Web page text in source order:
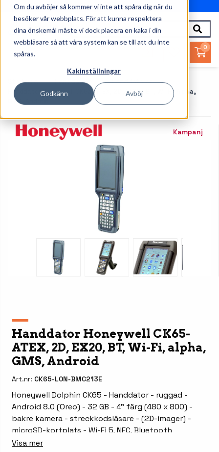
Om du avböjer så kommer vi inte att spåra dig när du
besöker vår webbplats. För att kunna respektera
dina önskemål måste vi dock placera en kaka i din
webbläsare så att våra system kan se till att du inte
spåras.
Kakinställningar
Godkänn Avböj
010-162 61 95
0
Startsida Handdatorer
Handdatorer
Handdator Honeywell CK65-ATEX, 2D, EX20, BT, Wi-Fi, Alpha,
GMS, Android
Kampanj
Handdator Honeywell CK65-
ATEX, 2D, EX20, BT, Wi-Fi, alpha,
GMS, Android
Art.nr: CK65-L0N-BMC213E
Honeywell Dolphin CK65 - Handdator - ruggad -
Android 8.0 (Oreo) - 32 GB - 4" färg (480 x 800) -
bakre kamera - streckkodsläsare - (2D-imager) -
microSD-kortplats - Wi-Fi 5, NFC, Bluetooth
Visa mer